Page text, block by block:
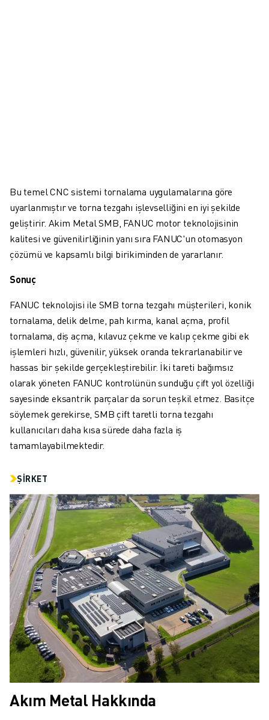
Bu temel CNC sistemi tornalama uygulamalarına göre
uyarlanmıştır ve torna tezgahı işlevselliğini en iyi şekilde
geliştirir. Akim Metal SMB, FANUC motor teknolojisinin
kalitesi ve güvenilirliğinin yanı sıra FANUC'un otomasyon
çözümü ve kapsamlı bilgi birikiminden de yararlanır.
Sonuç
FANUC teknolojisi ile SMB torna tezgahı müşterileri, konik
tornalama, delik delme, pah kırma, kanal açma, profil
tornalama, diş açma, kılavuz çekme ve kalıp çekme gibi ek
işlemleri hızlı, güvenilir, yüksek oranda tekrarlanabilir ve
hassas bir şekilde gerçekleştirebilir. İki tareti bağımsız
olarak yöneten FANUC kontrolünün sunduğu çift yol özelliği
sayesinde eksantrik parçalar da sorun teşkil etmez. Basitçe
söylemek gerekirse, SMB çift taretli torna tezgahı
kullanıcıları daha kısa sürede daha fazla iş
tamamlayabilmektedir.
ŞIRKET
Akım Metal Hakkında